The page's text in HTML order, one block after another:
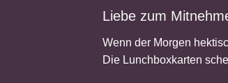
Liebe zum
Wenn der Morgen
Die Lunchboxkarten